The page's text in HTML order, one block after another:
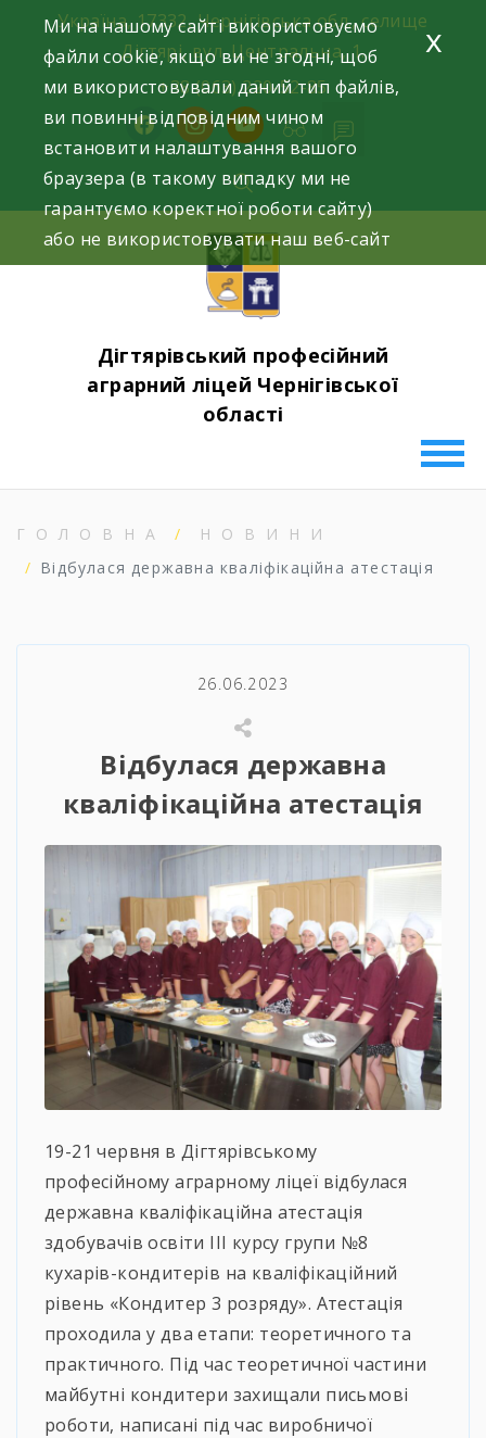
content
Україна, 17332, Чернігівська обл., селище
Дігтярі, вул. Центральна, 1.
+38 (063) 220-52-85
facebookinstagramyoutube
Дігтярівський професійний
аграрний ліцей Чернігівської
області
ГОЛОВНА
НОВИНИ
Відбулася державна кваліфікаційна атестація
26.06.2023
Відбулася державна
кваліфікаційна атестація
19-21 червня в Дігтярівському
професійному аграрному ліцеї відбулася
державна кваліфікаційна атестація
здобувачів освіти ІІІ курсу групи №8
кухарів-кондитерів на кваліфікаційний
рівень «Кондитер 3 розряду». Атестація
проходила у два етапи: теоретичного та
практичного. Під час теоретичної частини
майбутні кондитери захищали письмові
роботи, написані під час виробничої
Ми на нашому сайті використовуємо
файли cookie, якщо ви не згодні, щоб
ми використовували даний тип файлів,
ви повинні відповідним чином
встановити налаштування вашого
браузера (в такому випадку ми не
гарантуємо коректної роботи сайту)
або не використовувати наш веб-сайт
x